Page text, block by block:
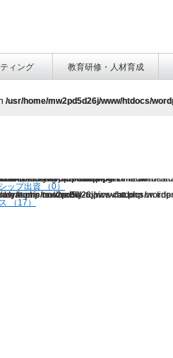
ィング 教育研修・人材育成
/usr/home/mw2pd5d26j/www/htdocs/
/usr/home/mw2pd5d26j/www/htdocs/
$tarmslug in
content/themes/dynamic/taxonomy-topics-cat.phpon line30
ップ出資 （0）
Warning: Undefined
dynamic/taxonomy-topics-cat.phpon line
topics-cat.phpon line30
（17）